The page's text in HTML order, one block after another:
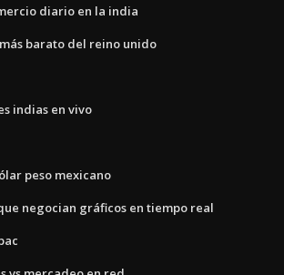
diario en la india
barato del reino unido
indias en vivo
peso mexicano
negocian gráficos en tiempo real